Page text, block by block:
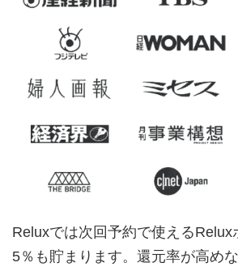
Reluxでは次回予約で使えるRelux
5％も貯まります。還元率が高め